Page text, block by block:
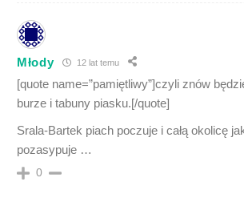
Młody 12 lat temu
[quote name=”pamiętliwy”]czyli znów
burze i tabuny piasku.[/quote]
Srala-Bartek piach poczuje i całą okolicę
pozasypuje …
0